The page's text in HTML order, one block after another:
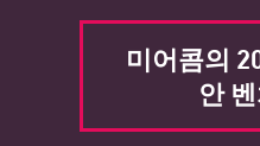
미어콤의
안